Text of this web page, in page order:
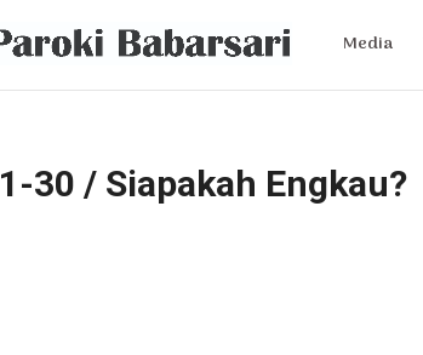
Media
30 / Siapakah Engkau?